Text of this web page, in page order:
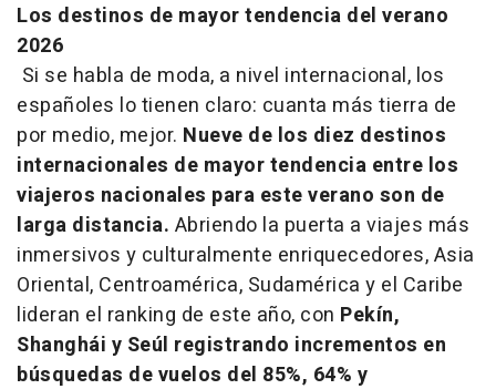
Los destinos de mayor tendencia del verano
2026
Si se habla de moda, a nivel internacional, los
españoles lo tienen claro: cuanta más tierra de
por medio, mejor. Nueve de los diez destinos
internacionales de mayor tendencia entre los
viajeros nacionales para este verano son de
larga distancia. Abriendo la puerta a viajes más
inmersivos y culturalmente enriquecedores, Asia
Oriental, Centroamérica, Sudamérica y el Caribe
lideran el ranking de este año, con Pekín,
Shanghái y Seúl registrando incrementos en
búsquedas de vuelos del 85%, 64% y